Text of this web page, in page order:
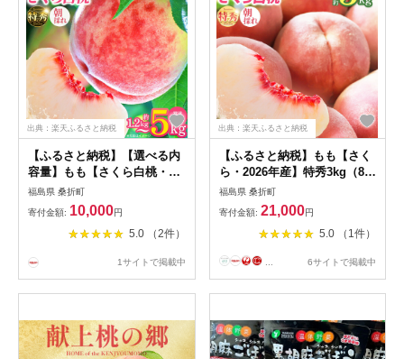
出典：楽天ふるさと納税
【ふるさと納税】【選べる内
容量】もも【さくら白桃・
2026年産】特秀
1.2kg/1.5kg/3kg/5kg 桑折町
産 JAふくしま未来 桃 / モモ
果物 白桃 フルーツ 旬 甘い
採り 新鮮 フレッシュ デザー
福島県 桑折町
寄付金額: 10,000円
5.0 （2件）
1サイトで掲載中
出典：楽天ふるさと納税
【ふるさと納税】もも【さく
ら・2026年産】特秀3kg（8〜
11玉）桑折町振興公社 桃 ／
もも モモ 果物 桃 さくら桃
白桃 フルーツ 大容量 3kg 特
秀品 高品質 果汁たっぷり や
わらかい 甘い果物 家庭用 贈
答用 夏フルーツ 季節限定 お
福島県 桑折町
寄付金額: 21,000円
5.0 （1件）
6サイトで掲載中